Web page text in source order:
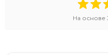
На основе